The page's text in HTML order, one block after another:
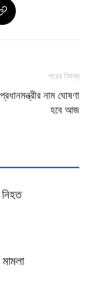
পরের নিবন্ধ
নাম ঘোষণা
হবে আজ